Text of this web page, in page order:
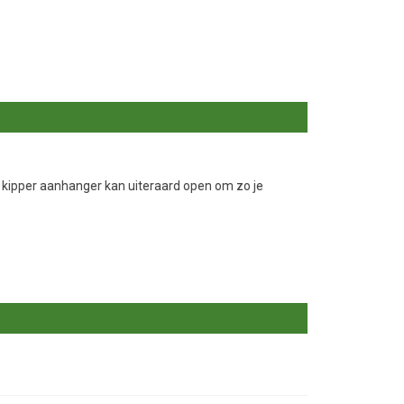
aanhanger kan uiteraard open om zo je